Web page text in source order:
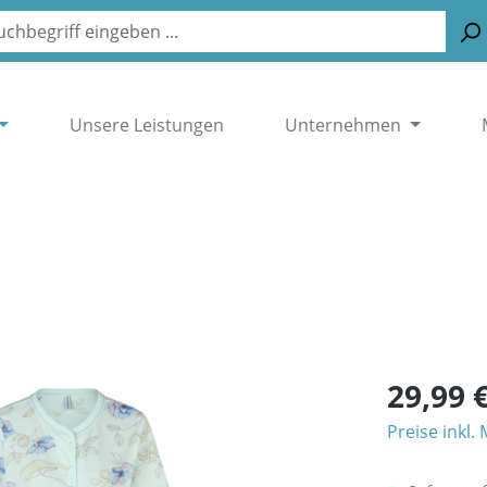
Unsere Leistungen Unternehmen
29,99
Preise inkl.